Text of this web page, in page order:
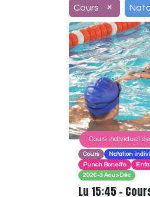
Cours ×
Cours individuel
Cours
Natation
Punch Boneffe
2026-3 Aou>Déc
Lu 15:45 -